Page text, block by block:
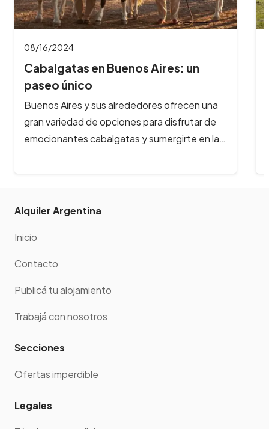
08/16/2024
Cabalgatas en Bariloche: aventuras
a caballo…
¿Te imaginas galopar por paisajes de ensueño,
rodeado de montañas nevadas, lagos
cristalinos y bosques milenarios? En Bariloche,
Alquiler Argentina
Inicio
Contacto
Publicá tu alojamiento
Trabajá con nosotros
Secciones
Ofertas imperdible
Legales